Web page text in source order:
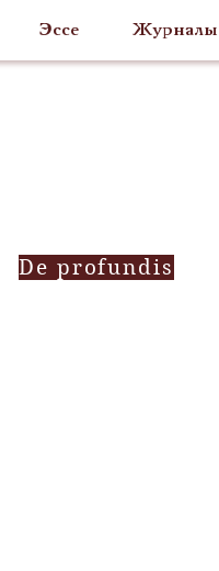
Эссе Журналы
De profundis